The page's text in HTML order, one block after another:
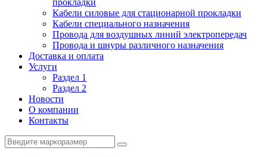
прокладки
Кабели силовые для стационарной прокладки
Кабели специального назначения
Провода для воздушных линий электропередач
Провода и шнуры различного назначения
Доставка и оплата
Услуги
Раздел 1
Раздел 2
Новости
О компании
Контакты